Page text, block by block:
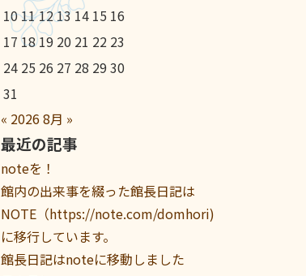
1011121314 15 16
17 18 19 20 21 22 23
24 25 26 27 28 2930
31
« 20268月 »
最近の記事
noteを！
館内の出来事を綴った館長日記は
NOTE（https://note.com/domhori)
に移行しています。
館長日記はnoteに移動しました